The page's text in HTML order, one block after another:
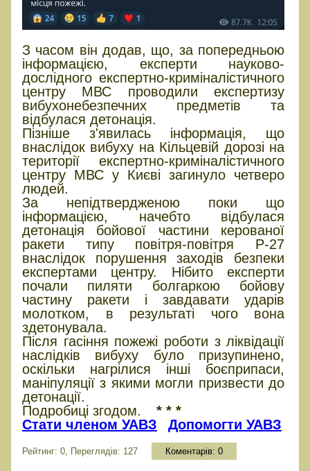
З часом він додав, що, за попередньою
інформацією, експерти науково-
дослідного експертно-криміналістичного
центру МВС проводили експертизу
вибухонебезпечних предметів та
відбулася детонація.
Пізніше з'явилась інформація, що
внаслідок вибуху на Кільцевій дорозі на
території експертно-криміналістичного
центру МВС у Києві загинуло четверо
людей.
За непідтвердженою поки що
інформацією, начебто відбулася
детонація бойової частини керованої
ракети типу повітря-повітря Р-27
внаслідок порушення заходів безпеки
експертами центру. Нібито експерти
почали пиляти болгаркою бойову
частину ракети і завдавати ударів
молотком, в результаті чого вона
здетонувала.
Після гасіння пожежі роботи з ліквідації
наслідків вибуху було призупинено,
оскільки нагрілися інші боєприпаси,
маніпуляції з якими могли призвести до
детонації.
Подробиці згодом.
* * *
Стати членом УАВЗ
Допомогти УАВЗ
Рейтинг: 0, Переглядів: 127 Коментарів: 0